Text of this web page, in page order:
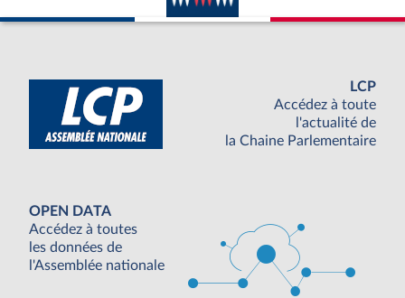
LCP
Accédez à toute
l'actualité de
la Chaine Parlementaire
OPEN DATA
Accédez à toutes
les données de
l'Assemblée nationale